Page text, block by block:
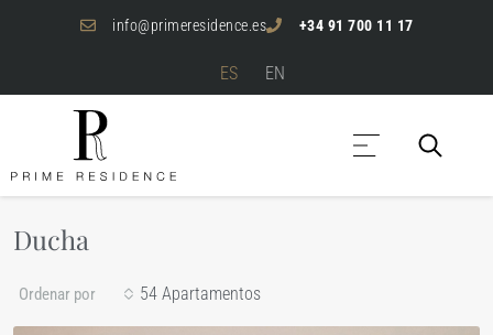
info@primeresidence.es +34 91 700 11 17
ES EN
Ducha
54 Apartamentos
Ordenar por